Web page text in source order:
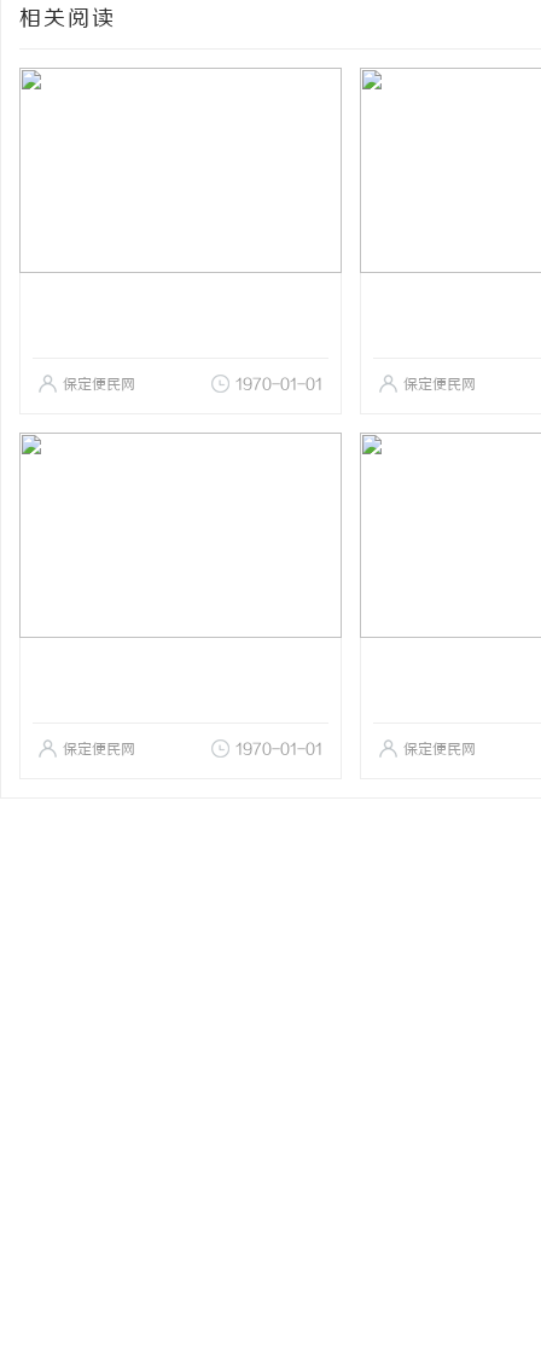
相关阅读
保定便民网 1970-01-01 保定便民网
保定便民网 1970-01-01 保定便民网